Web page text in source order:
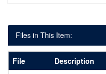
Files in This Item:
File Description